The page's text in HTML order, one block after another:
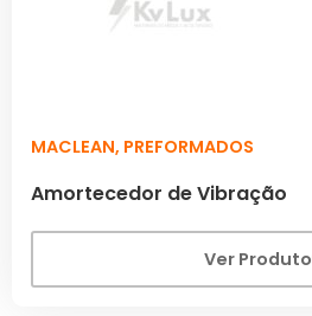
MACLEAN, PREFORMADOS
Amortecedor de Vibração
Ver Produto